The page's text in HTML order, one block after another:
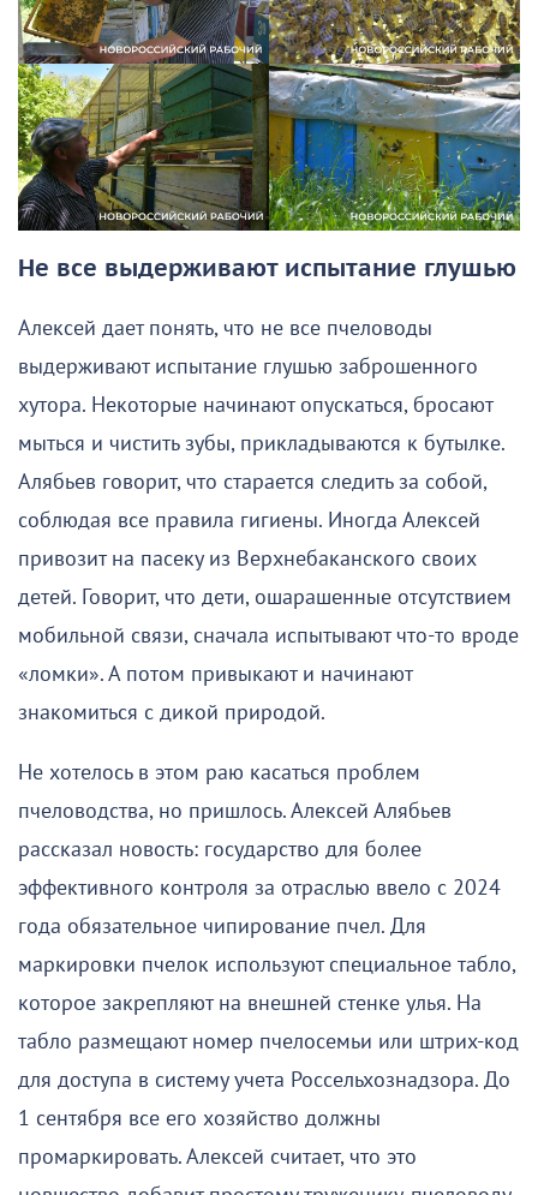
Не все выдерживают испытание глушью
Алексей дает понять, что не все пчеловоды
выдерживают испытание глушью заброшенного
хутора. Некоторые начинают опускаться, бросают
мыться и чистить зубы, прикладываются к бутылке.
Алябьев говорит, что старается следить за собой,
соблюдая все правила гигиены. Иногда Алексей
привозит на пасеку из Верхнебаканского своих
детей. Говорит, что дети, ошарашенные отсутствием
мобильной связи, сначала испытывают что-то вроде
«ломки». А потом привыкают и начинают
знакомиться с дикой природой.
Не хотелось в этом раю касаться проблем
пчеловодства, но пришлось. Алексей Алябьев
рассказал новость: государство для более
эффективного контроля за отраслью ввело с 2024
года обязательное чипирование пчел. Для
маркировки пчелок используют специальное табло,
которое закрепляют на внешней стенке улья. На
табло размещают номер пчелосемьи или штрих-код
для доступа в систему учета Россельхознадзора. До
1 сентября все его хозяйство должны
промаркировать. Алексей считает, что это